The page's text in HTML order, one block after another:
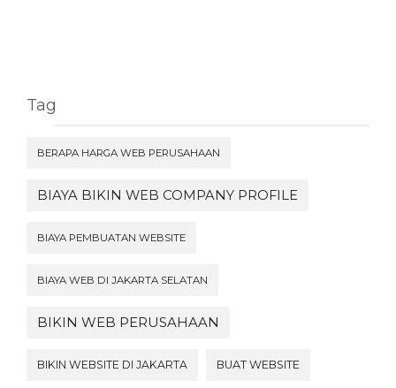
Tag
BERAPA HARGA WEB PERUSAHAAN
BIAYA BIKIN WEB COMPANY PROFILE
BIAYA PEMBUATAN WEBSITE
BIAYA WEB DI JAKARTA SELATAN
BIKIN WEB PERUSAHAAN
BIKIN WEBSITE DI JAKARTA BUAT WEBSITE